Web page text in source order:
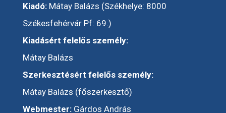
Kiadó:Mátay Balázs (Székhelye: 8000
Székesfehérvár Pf: 69.)
Kiadásért felelős személy:
Mátay Balázs
Szerkesztésért felelős személy:
Mátay Balázs (főszerkesztő)
Webmester:Gárdos András